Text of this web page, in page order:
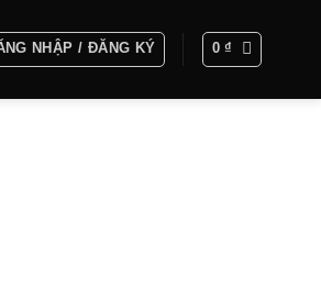
NHẬP / ĐĂNG KÝ 0₫